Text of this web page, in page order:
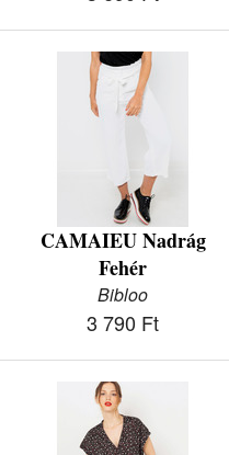
CAMAIEU Nadrág
Fehér
Bibloo
3 790 Ft